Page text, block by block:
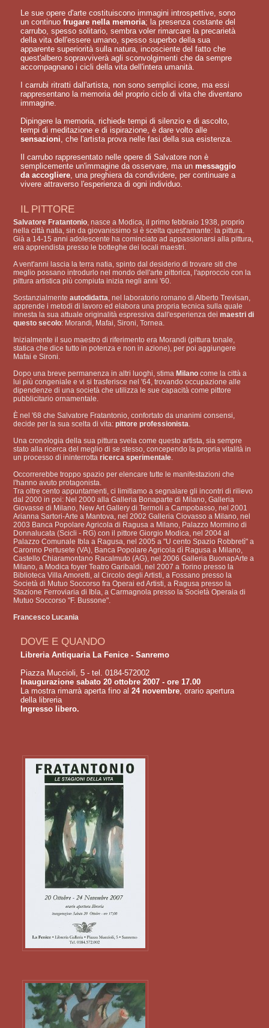
Le sue opere d'arte costituiscono immagini introspettive, sono
un continuofrugare nella memoria; la presenza costante del
carrubo, spesso solitario, sembra voler rimarcare la precarietà
della vita dell'essere umano, spesso superbo della sua
apparente superiorità sulla natura, incosciente del fatto che
quest'albero sopravviverà agli sconvolgimenti che da sempre
accompagnano i cicli della vita dell'intera umanità.
I carrubi ritratti dall'artista, non sono semplici icone, ma essi
rappresentano la memoria del proprio ciclo di vita che diventano
immagine.
Dipingere la memoria, richiede tempi di silenzio e di ascolto,
tempi di meditazione e di ispirazione, è dare volto alle
sensazioni, che l'artista prova nelle fasi della sua esistenza.
Il carrubo rappresentato nelle opere di Salvatore non è
semplicemente un'immagine da osservare, ma un messaggio
da accogliere, una preghiera da condividere, per continuare a
vivere attraverso l'esperienza di ogni individuo.
IL PITTORE
Salvatore Fratantonio, nasce a Modica, il primo febbraio 1938, proprio
nella città natia, sin da giovanissimo si è scelta quest'amante: la pittura.
Già a 14-15 anni adolescente ha cominciato ad appassionarsi alla pittura,
era apprendista presso le botteghe dei locali maestri.
A vent'anni lascia la terra natia, spinto dal desiderio di trovare siti che
meglio possano introdurlo nel mondo dell'arte pittorica, l'approccio con la
pittura artistica più compiuta inizia negli anni '60.
Sostanzialmenteautodidatta, nel laboratorio romano di Alberto Trevisan,
apprende i metodi di lavoro ed elabora una propria tecnica sulla quale
innesta la sua attuale originalità espressiva dall'esperienza deimaestri di
questo secolo: Morandi, Mafai, Sironi, Tornea.
Inizialmente il suo maestro di riferimento era Morandi (pittura tonale,
statica che dice tutto in potenza e non in azione), per poi aggiungere
Mafai e Sironi.
Dopo una breve permanenza in altri luoghi, stima Milano come la città a
lui più congeniale e vi si trasferisce nel '64, trovando occupazione alle
dipendenze di una società che utilizza le sue capacità come pittore
pubblicitario ornamentale.
È nel '68 che Salvatore Fratantonio, confortato da unanimi consensi,
decide per la sua scelta di vita:pittore professionista.
Una cronologia della sua pittura svela come questo artista, sia sempre
stato alla ricerca del meglio di se stesso, concependo la propria vitalità in
un processo di ininterrottaricerca sperimentale.
Occorrerebbe troppo spazio per elencare tutte le manifestazioni che
l'hanno avuto protagonista.
Tra oltre cento appuntamenti, ci limitiamo a segnalare gli incontri di rilievo
dal 2000 in poi: Nel 2000 alla Galleria Bonaparte di Milano, Galleria
Giovasse di Milano, New Art Gallery di Termoli a Campobasso, nel 2001
Arianna Sartori-Arte a Mantova, nel 2002 Galleria Ciovasso a Milano, nel
2003 Banca Popolare Agricola di Ragusa a Milano, Palazzo Mormino di
Donnalucata (Scicli - RG) con il pittore Giorgio Modica, nel 2004 al
Palazzo Comunale Ibla a Ragusa, nel 2005 a "U cento Spazio Robbretì" a
Caronno Pertusete (VA), Banca Popolare Agricola dì Ragusa a Milano,
Castello Chiaramontano Racalmuto (AG), nel 2006 Galleria BuonapArte a
Milano, a Modica foyer Teatro Garibaldi, nel 2007 a Torino presso la
Biblioteca Villa Amoretti, al Circolo degli Artisti, a Fossano presso la
Società di Mutuo Soccorso fra Operai ed Artisti, a Ragusa presso la
Stazione Ferroviaria di Ibla, a Carmagnola presso la Società Operaia di
Mutuo Soccorso "F. Bussone".
Francesco Lucania
DOVE E QUANDO
Libreria Antiquaria La Fenice - Sanremo
Piazza Muccioli, 5 - tel. 0184-572002
Inaugurazione sabato 20 ottobre 2007 - ore 17.00
La mostra rimarrà aperta fino al24 novembre, orario apertura
della libreria
Ingresso libero.